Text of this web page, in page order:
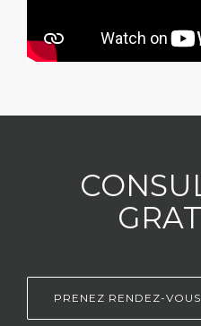
PRENEZ RENDEZ-